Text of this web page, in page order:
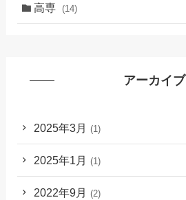
高専 (14)
アーカイブ
2025年3月 (1)
2025年1月 (1)
2022年9月 (2)